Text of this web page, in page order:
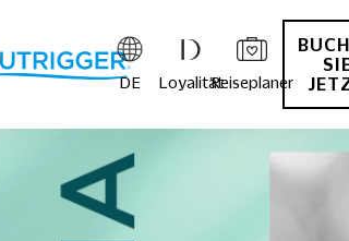
DE
LoyalitätReiseplaner